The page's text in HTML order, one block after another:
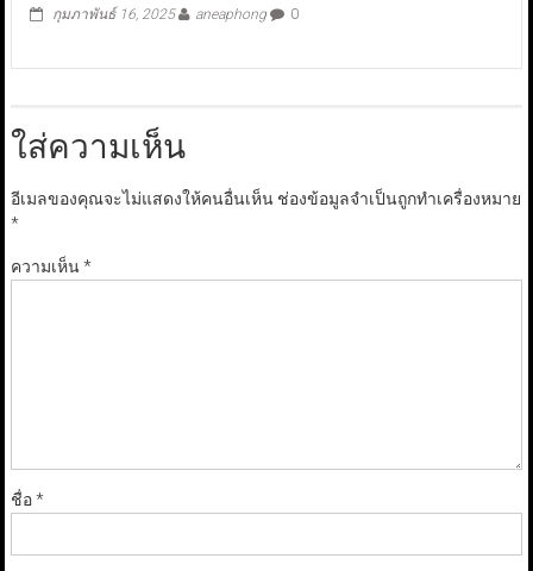
กุมภาพันธ์ 16, 2025 aneaphong 0
ใส่ความเห็น
อีเมลของคุณจะไม่แสดงให้คนอื่นเห็น ช่องข้อมูลจำเป็นถูกทำเครื่องหมาย
*
ความเห็น*
ชื่อ*